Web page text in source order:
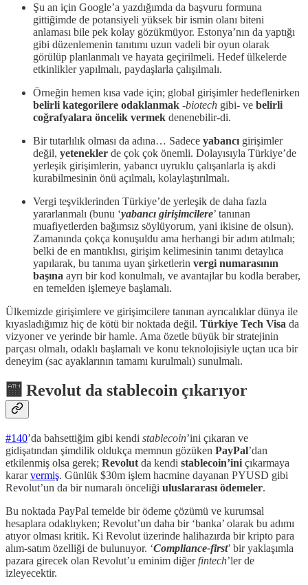
Şu an için Google’a yazdığımda da başvuru formuna
gittiğimde de potansiyeli yüksek bir ismin olanı biteni
anlaması bile pek kolay gözükmüyor. Estonya’nın da yaptığı
gibi düzenlemenin tanıtımı uzun vadeli bir oyun olarak
görülüp planlanmalı ve hayata geçirilmeli. Hedef ülkelerde
etkinlikler yapılmalı, paydaşlarla çalışılmalı.
Örneğin hemen kısa vade için; global girişimler hedeflenirken
belirli kategorilere odaklanmak -biotech gibi- ve belirli
coğrafyalara öncelik vermek denenebilir-di.
Bir tutarlılık olması da adına… Sadece yabancı girişimler
değil, yetenekler de çok çok önemli. Dolayısıyla Türkiye’de
yerleşik girişimlerin, yabancı uyruklu çalışanlarla iş akdi
kurabilmesinin önü açılmalı, kolaylaştırılmalı.
Vergi teşviklerinden Türkiye’de yerleşik de daha fazla
yararlanmalı (bunu ‘yabancı girişimcilere’ tanınan
muafiyetlerden bağımsız söylüyorum, yani ikisine de olsun).
Zamanında çokça konuşuldu ama herhangi bir adım atılmalı;
belki de en mantıklısı, girişim kelimesinin tanımı detaylıca
yapılarak, bu tanıma uyan şirketlerin vergi numarasının
başına ayrı bir kod konulmalı, ve avantajlar bu kodla beraber,
en temelden işlemeye başlamalı.
Ülkemizde girişimlere ve girişimcilere tanınan ayrıcalıklar dünya ile
kıyasladığımız hiç de kötü bir noktada değil. Türkiye Tech Visa da
vizyoner ve yerinde bir hamle. Ama özetle büyük bir stratejinin
parçası olmalı, odaklı başlamalı ve konu teknolojisiyle uçtan uca bir
deneyim (sac ayaklarının tamamı kurulmalı) sunulmalı.
🏧 Revolut da stablecoin çıkarıyor
#140’da bahsettiğim gibi kendi stablecoin’ini çıkaran ve
gidişatından şimdilik oldukça memnun gözüken PayPal’dan
etkilenmiş olsa gerek; Revolut da kendi stablecoin’ini çıkarmaya
kararvermiş. Günlük $30m işlem hacmine dayanan PYUSD gibi
Revolut’un da bir numaralı önceliği uluslararası ödemeler.
Bu noktada PayPal temelde bir ödeme çözümü ve kurumsal
hesaplara odaklıyken; Revolut’un daha bir ‘banka’ olarak bu adımı
atıyor olması kritik. Ki Revolut üzerinde halihazırda bir kripto para
alım-satım özelliği de bulunuyor. ‘Compliance-first’ bir yaklaşımla
pazara girecek olan Revolut’u eminim diğerfintech’ler de
izleyecektir.